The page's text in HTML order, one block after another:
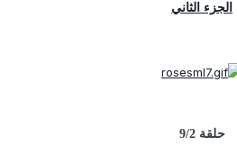
الجزء الثاني
حلقة 9/2